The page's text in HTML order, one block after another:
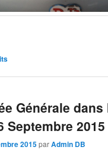
Générale dans
Septembre 2015
2015parAdmin DB